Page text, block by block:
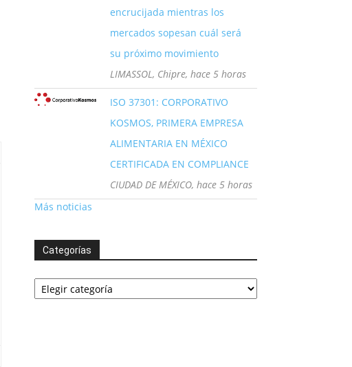
encrucijada mientras los
mercados sopesan cuál será
su próximo movimiento
LIMASSOL, Chipre, hace 5 horas
ISO 37301: CORPORATIVO
KOSMOS, PRIMERA EMPRESA
ALIMENTARIA EN MÉXICO
CERTIFICADA EN COMPLIANCE
CIUDAD DE MÉXICO, hace 5 horas
Más noticias
Categorías
Categorías